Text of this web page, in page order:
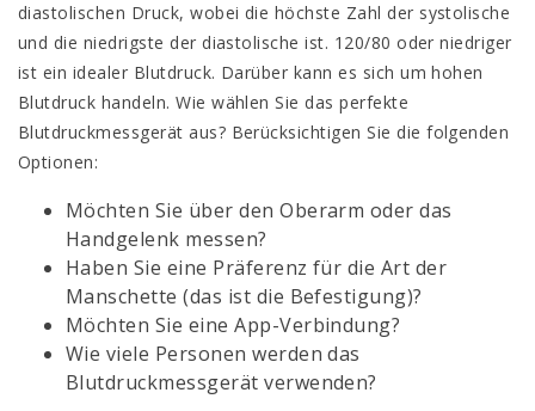
diastolischen Druck, wobei die höchste Zahl der systolische
und die niedrigste der diastolische ist. 120/80 oder niedriger
ist ein idealer Blutdruck. Darüber kann es sich um hohen
Blutdruck handeln. Wie wählen Sie das perfekte
Blutdruckmessgerät aus? Berücksichtigen Sie die folgenden
Optionen:
Möchten Sie über den Oberarm oder das
Handgelenk messen?
Haben Sie eine Präferenz für die Art der
Manschette (das ist die Befestigung)?
Möchten Sie eine App-Verbindung?
Wie viele Personen werden das
Blutdruckmessgerät verwenden?